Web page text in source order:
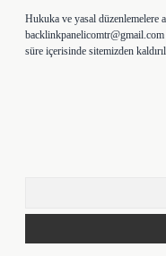
Hukuka ve yasal düzenlemelere
backlinkpanelicomtr@gmail.com
süre içerisinde sitemizden